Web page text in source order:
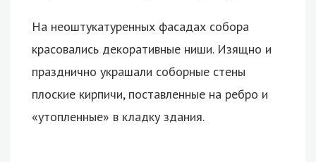
На неоштукатуренных фасадах собора
красовались декоративные ниши. Изящно и
празднично украшали соборные стены
плоские кирпичи, поставленные на ребро и
«утопленные» в кладку здания.